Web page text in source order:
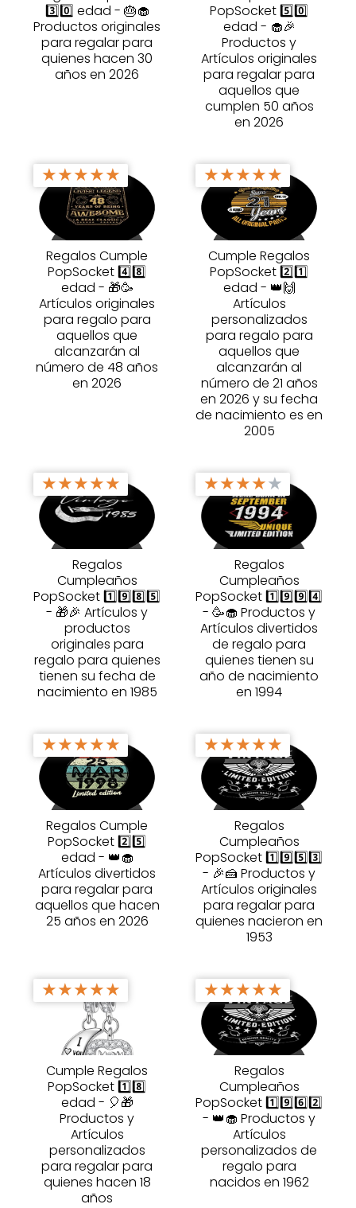
3️⃣0️⃣ edad - 🎂🧁
Productos originales
para regalar para
quienes hacen 30
años en 2026
PopSocket 5️⃣0️⃣
edad - 🧁🎉
Productos y
Artículos originales
para regalar para
aquellos que
cumplen 50 años
en 2026
★★★★★
Regalos Cumple
PopSocket 4️⃣8️⃣
edad - 🎁🥳
Artículos originales
para regalo para
aquellos que
alcanzarán al
número de 48 años
en 2026
★★★★★
Cumple Regalos
PopSocket 2️⃣1️⃣
edad - 👑🙌
Artículos
personalizados
para regalo para
aquellos que
alcanzarán al
número de 21 años
en 2026 y su fecha
de nacimiento es en
2005
★★★★★
Regalos
Cumpleaños
PopSocket 1️⃣9️⃣8️⃣5️⃣
- 🎁🎉 Artículos y
productos
originales para
regalo para quienes
tienen su fecha de
nacimiento en 1985
★★★★★
Regalos
Cumpleaños
PopSocket 1️⃣9️⃣9️⃣4️⃣
- 🥳🧁 Productos y
Artículos divertidos
de regalo para
quienes tienen su
año de nacimiento
en 1994
★★★★★
Regalos Cumple
PopSocket 2️⃣5️⃣
edad - 👑🧁
Artículos divertidos
para regalar para
aquellos que hacen
25 años en 2026
★★★★★
Regalos
Cumpleaños
PopSocket 1️⃣9️⃣5️⃣3️⃣
- 🎉🍰 Productos y
Artículos originales
para regalar para
quienes nacieron en
1953
★★★★★
Cumple Regalos
PopSocket 1️⃣8️⃣
edad - 🎈🎁
Productos y
Artículos
personalizados
para regalar para
quienes hacen 18
años
★★★★★
Regalos
Cumpleaños
PopSocket 1️⃣9️⃣6️⃣2️⃣
- 👑🧁 Productos y
Artículos
personalizados de
regalo para
nacidos en 1962